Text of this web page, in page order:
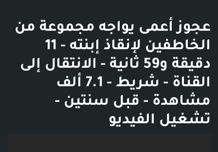
عجوز أعمى يواجه مجموعة من
الخاطفين لإنقاذ إبنته - 11
دقيقة و59 ثانية - الانتقال إلى
القناة - شريط - 7.1 ألف
مشاهدة - قبل سنتين -
تشغيل الفيديو